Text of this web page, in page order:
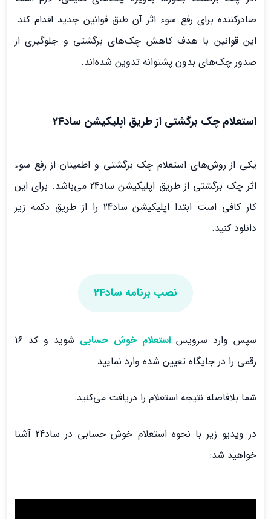
صادرکننده برای رفع سوء اثر آن طبق قوانین جدید اقدام کند.
این قوانین با هدف کاهش چک‌های برگشتی و جلوگیری از
صدور چک‌های بدون پشتوانه تدوین شده‌اند.
استعلام چک برگشتی از طریق اپلیکیشن ساد24
یکی از روش‌های استعلام چک برگشتی و اطمینان از رفع سوء
اثر چک برگشتی از طریق اپلیکیشن ساد24 می‌باشد. برای این
کار کافی است ابتدا اپلیکیشن ساد24 را از طریق دکمه زیر
دانلود کنید.
نصب برنامه ساد24
سپس وارد سرویس استعلام خوش حسابی
شوید و کد 16
رقمی را در جایگاه تعیین شده وارد نمایید.
شما بلافاصله نتیجه استعلام را دریافت می‌کنید.
در ویدیو زیر با نحوه استعلام خوش حسابی در ساد24 آشنا
خواهید شد: